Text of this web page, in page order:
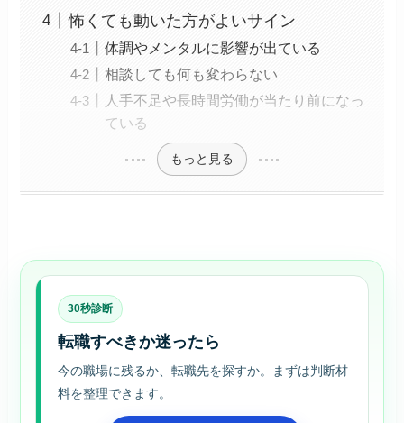
怖くても動いた方がよいサイン
体調やメンタルに影響が出ている
相談しても何も変わらない
人手不足や長時間労働が当たり前になっ
ている
もっと見る
30秒診断
転職すべきか迷ったら
今の職場に残るか、転職先を探すか。まずは判断材
料を整理できます。